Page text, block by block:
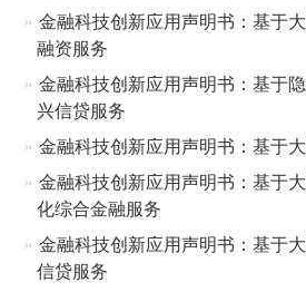
金融科技创新应用声明书：基于
融资服务
金融科技创新应用声明书：基于
兴信贷服务
金融科技创新应用声明书：基于
金融科技创新应用声明书：基于
化综合金融服务
金融科技创新应用声明书：基于
信贷服务